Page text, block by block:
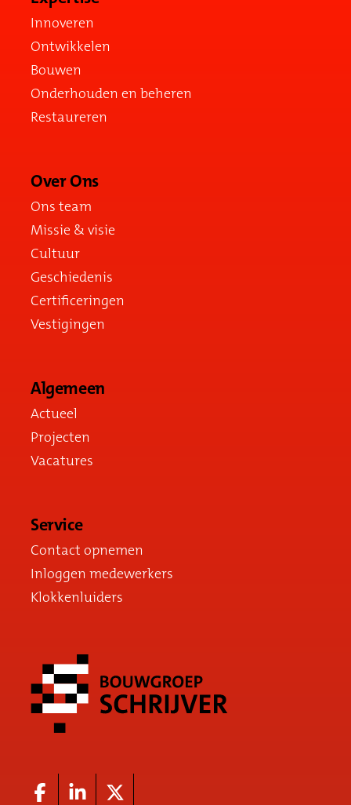
Innoveren
Ontwikkelen
Bouwen
Onderhouden en beheren
Restaureren
Over Ons
Ons team
Missie & visie
Cultuur
Geschiedenis
Certificeringen
Vestigingen
Algemeen
Actueel
Projecten
Vacatures
Service
Contact opnemen
Inloggen medewerkers
Klokkenluiders